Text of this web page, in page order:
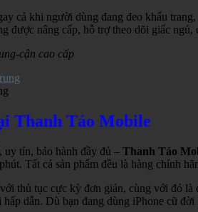
cả khi người dùng đang đeo khẩu
được nâng cấp, hỗ trợ theo dõi giấc
cận cao cấp
Thanh Táo Mobile
uy tín, bảo hành đầy đủ – Thanh Táo
Tất cả sản phẩm đều là hàng chính
thủ tục cực kỳ đơn giản, cùng với đó
dẫn. Dù bạn đang dùng iPhone cũ